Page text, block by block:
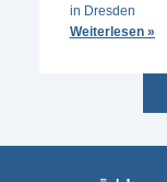
in Dresden
Weiterlesen »